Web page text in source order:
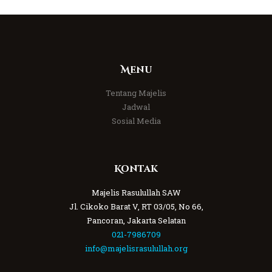
Menu
Tentang Majelis
Jadwal
Sosial Media
Kontak
Majelis Rasulullah SAW
Jl. Cikoko Barat V, RT 03/05, No 66,
Pancoran, Jakarta Selatan
021-7986709
info@majelisrasulullah.org